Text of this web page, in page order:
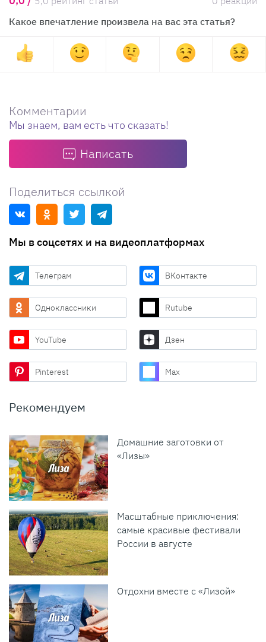
Какое впечатление произвела на вас эта статья?
Комментарии
Мы знаем, вам есть что сказать!
Написать
Поделиться ссылкой
Мы в соцсетях и на видеоплатформах
Телеграм ВКонтакте
Одноклассники Rutube
YouTube Дзен
Pinterest Max
Рекомендуем
Домашние заготовки от
«Лизы»
Масштабные приключения:
самые красивые фестивали
России в августе
Отдохни вместе с «Лизой»